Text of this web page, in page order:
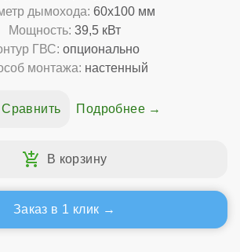
дымохода: 60x100 мм
Мощность: 39,5 кВт
ГВС: опционально
монтажа: настенный
Подробнее
Заказ в 1 клик